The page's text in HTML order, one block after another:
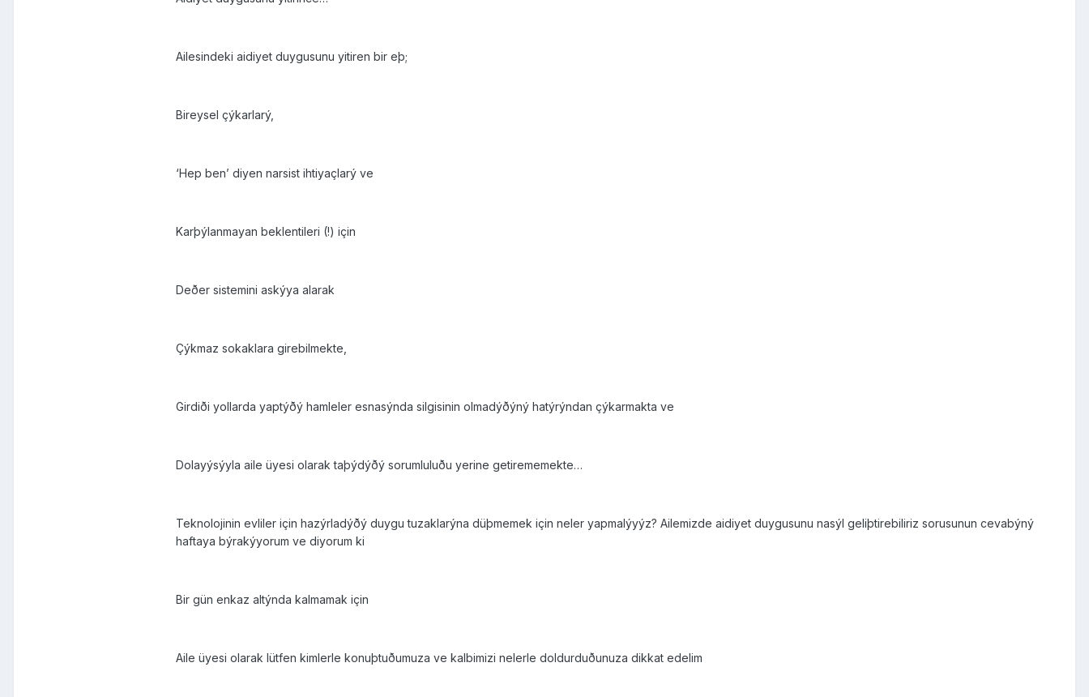
Ailesindeki aidiyet duygusunu yitiren bir eþ;
Bireysel çýkarlarý,
‘Hep ben’ diyen narsist ihtiyaçlarý ve
Karþýlanmayan beklentileri (!) için
Deðer sistemini askýya alarak
Çýkmaz sokaklara girebilmekte,
Girdiði yollarda yaptýðý hamleler esnasýnda silgisinin olmadýðýný hatýrýndan çýkarmakta ve
Dolayýsýyla aile üyesi olarak taþýdýðý sorumluluðu yerine getirememekte…
Teknolojinin evliler için hazýrladýðý duygu tuzaklarýna düþmemek için neler yapmalýyýz? Ailemizde aidiyet duygusunu nasýl geliþtirebiliriz sorusunun cevabýný
haftaya býrakýyorum ve diyorum ki
Bir gün enkaz altýnda kalmamak için
Aile üyesi olarak lütfen kimlerle konuþtuðumuza ve kalbimizi nelerle doldurduðunuza dikkat edelim